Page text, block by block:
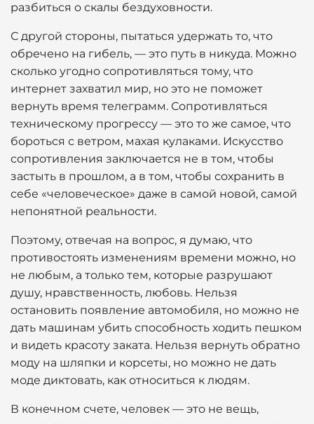
разбиться о скалы бездуховности.
С другой стороны, пытаться удержать то, что
обречено на гибель, — это путь в никуда. Можно
сколько угодно сопротивляться тому, что
интернет захватил мир, но это не поможет
вернуть время телеграмм. Сопротивляться
техническому прогрессу — это то же самое, что
бороться с ветром, махая кулаками. Искусство
сопротивления заключается не в том, чтобы
застыть в прошлом, а в том, чтобы сохранить в
себе «человеческое» даже в самой новой, самой
непонятной реальности.
Поэтому, отвечая на вопрос, я думаю, что
противостоять изменениям времени можно, но
не любым, а только тем, которые разрушают
душу, нравственность, любовь. Нельзя
остановить появление автомобиля, но можно не
дать машинам убить способность ходить пешком
и видеть красоту заката. Нельзя вернуть обратно
моду на шляпки и корсеты, но можно не дать
моде диктовать, как относиться к людям.
В конечном счете, человек — это не вещь,